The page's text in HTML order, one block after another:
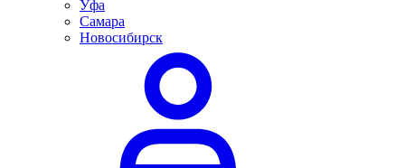
Уфа
Самара
Новосибирск